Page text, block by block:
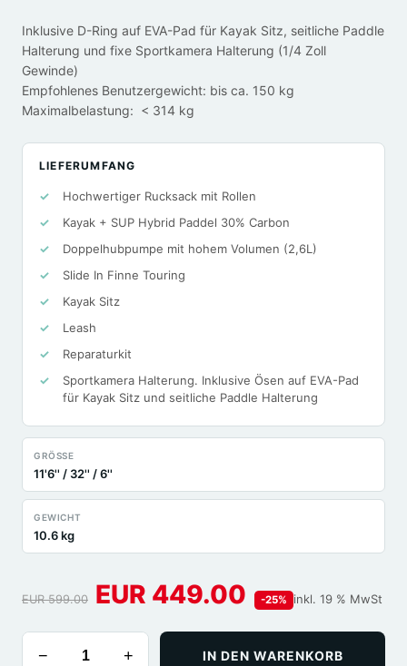
Inklusive D-Ring auf EVA-Pad für Kayak Sitz, seitliche Paddle
Halterung und fixe Sportkamera Halterung (1/4 Zoll
Gewinde)
Empfohlenes Benutzergewicht: bis ca. 150 kg
Maximalbelastung: < 314 kg
LIEFERUMFANG
Hochwertiger Rucksack mit Rollen
Kayak + SUP Hybrid Paddel 30% Carbon
Doppelhubpumpe mit hohem Volumen (2,6L)
Slide In Finne Touring
Kayak Sitz
Leash
Reparaturkit
Sportkamera Halterung. Inklusive Ösen auf EVA-Pad
für Kayak Sitz und seitliche Paddle Halterung
GRÖSSE
11'6'' / 32'' / 6''
GEWICHT
10.6 kg
EUR 599.00 EUR 449.00 -25% inkl. 19 % MwSt
− + IN DEN WARENKORB